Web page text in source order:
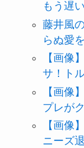
もう遅
藤井風
らぬ愛
【画像
サ！ト
【画像
プレが
【画像
ニーズ